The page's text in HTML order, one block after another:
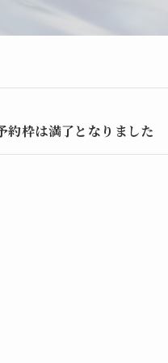
約枠は満了となりました